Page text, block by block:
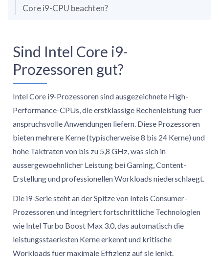
Core i9-CPU beachten?
Sind Intel Core i9-
Prozessoren gut?
Intel Core i9-Prozessoren sind ausgezeichnete High-
Performance-CPUs, die erstklassige Rechenleistung fuer
anspruchsvolle Anwendungen liefern. Diese Prozessoren
bieten mehrere Kerne (typischerweise 8 bis 24 Kerne) und
hohe Taktraten von bis zu 5,8 GHz, was sich in
aussergewoehnlicher Leistung bei Gaming, Content-
Erstellung und professionellen Workloads niederschlaegt.
Die i9-Serie steht an der Spitze von Intels Consumer-
Prozessoren und integriert fortschrittliche Technologien
wie Intel Turbo Boost Max 3.0, das automatisch die
leistungsstaerksten Kerne erkennt und kritische
Workloads fuer maximale Effizienz auf sie lenkt.